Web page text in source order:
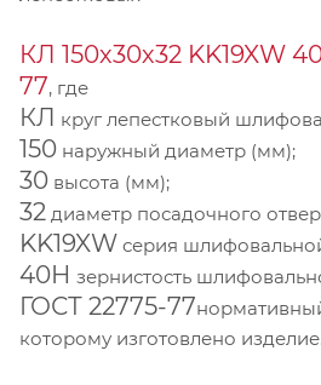
КЛ 150х30х32 KK19XW
77, где
КЛ круг лепестковый
150 наружный диаметр (мм);
30 высота (мм);
32 диаметр посадочного
KK19XW серия
40Н зернистость
ГОСТ 22775-77
которому изготовлено